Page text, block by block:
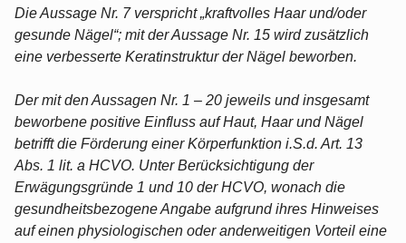
Die Aussage Nr. 7 verspricht „kraftvolles Haar und/oder
gesunde Nägel“; mit der Aussage Nr. 15 wird zusätzlich
eine verbesserte Keratinstruktur der Nägel beworben.
Der mit den Aussagen Nr. 1 – 20 jeweils und insgesamt
beworbene positive Einfluss auf Haut, Haar und Nägel
betrifft die Förderung einer Körperfunktion i.S.d. Art. 13
Abs. 1 lit. a HCVO. Unter Berücksichtigung der
Erwägungsgründe 1 und 10 der HCVO, wonach die
gesundheitsbezogene Angabe aufgrund ihres Hinweises
auf einen physiologischen oder anderweitigen Vorteil eine